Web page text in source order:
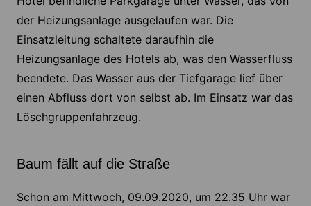
der Heizungsanlage ausgelaufen war. Die
Einsatzleitung schaltete daraufhin die
Heizungsanlage des Hotels ab, was den Wasserfluss
beendete. Das Wasser aus der Tiefgarage lief über
einen Abfluss dort von selbst ab. Im Einsatz war das
Löschgruppenfahrzeug.
Baum fällt auf die Straße
Schon am Mittwoch, 09.09.2020, um 22.35 Uhr war